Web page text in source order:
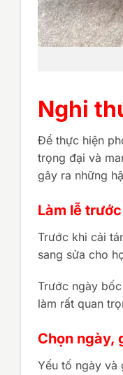
Nghi
Để thực hiện
trọng đại và
gây ra những
Làm lễ
Trước khi cải
sang sửa cho
Trước ngày
làm rất quan
Chọn ngày,
Yếu tố ngày và